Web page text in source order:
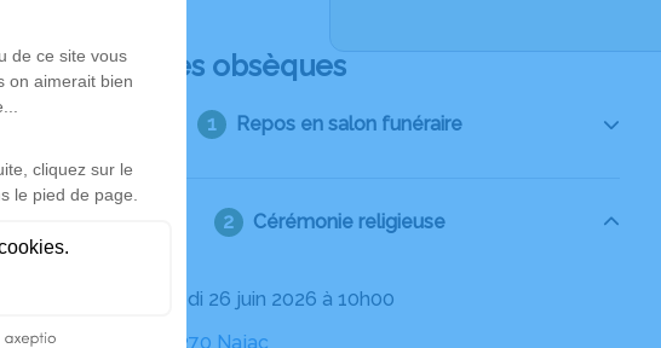
Déroulé des obsèques
Repos en salon funéraire
Cérémonie religieuse
Le vendredi 26 juin 2026 à 10h00
Église, 12270 Najac